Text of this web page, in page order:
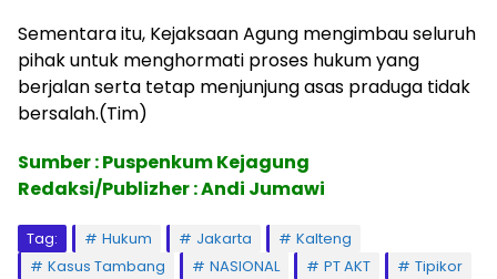
Sementara itu, Kejaksaan Agung mengimbau seluruh
pihak untuk menghormati proses hukum yang
berjalan serta tetap menjunjung asas praduga tidak
bersalah.(Tim)
Sumber : Puspenkum Kejagung
Redaksi/Publizher : Andi Jumawi
Tag: Hukum Jakarta
Kalteng
Kasus Tambang
NASIONAL PT AKT Tipikor